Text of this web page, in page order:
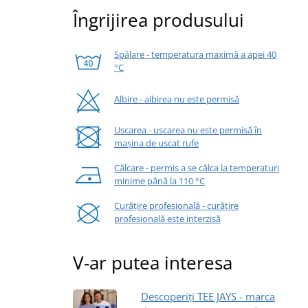
Îngrijirea produsului
Spălare - temperatura maximă a apei 40
°C
Albire - albirea nu este permisă
Uscarea - uscarea nu este permisă în
mașina de uscat rufe
Călcare - permis a se călca la temperaturi
minime până la 110 °C
Curățire profesională - curățire
profesională este interzisă
V-ar putea interesa
Descoperiți TEE JAYS - marca